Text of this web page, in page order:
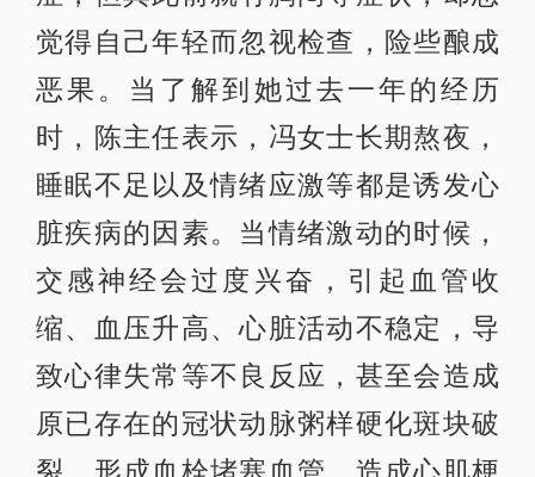
觉得自己年轻而忽视检查，险些酿成
恶果。当了解到她过去一年的经历
时，陈主任表示，冯女士长期熬夜，
睡眠不足以及情绪应激等都是诱发心
脏疾病的因素。当情绪激动的时候，
交感神经会过度兴奋，引起血管收
缩、血压升高、心脏活动不稳定，导
致心律失常等不良反应，甚至会造成
原已存在的冠状动脉粥样硬化斑块破
裂，形成血栓堵塞血管，造成心肌梗